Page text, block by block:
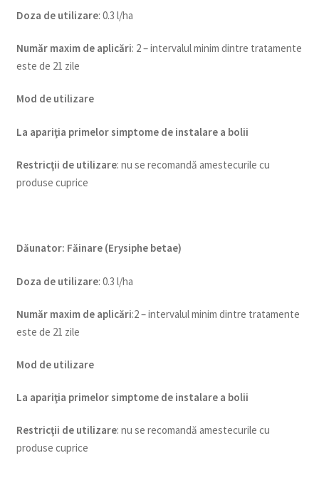
Doza de utilizare: 0.3 l/ha
Număr maxim de aplicări: 2 – intervalul minim dintre tratamente
este de 21 zile
Mod de utilizare
La apariţia primelor simptome de instalare a bolii
Restricţii de utilizare: nu se recomandă amestecurile cu
produse cuprice
Dăunator: Făinare (Erysiphe betae)
Doza de utilizare: 0.3 l/ha
Număr maxim de aplicări:2 – intervalul minim dintre tratamente
este de 21 zile
Mod de utilizare
La apariţia primelor simptome de instalare a bolii
Restricţii de utilizare: nu se recomandă amestecurile cu
produse cuprice